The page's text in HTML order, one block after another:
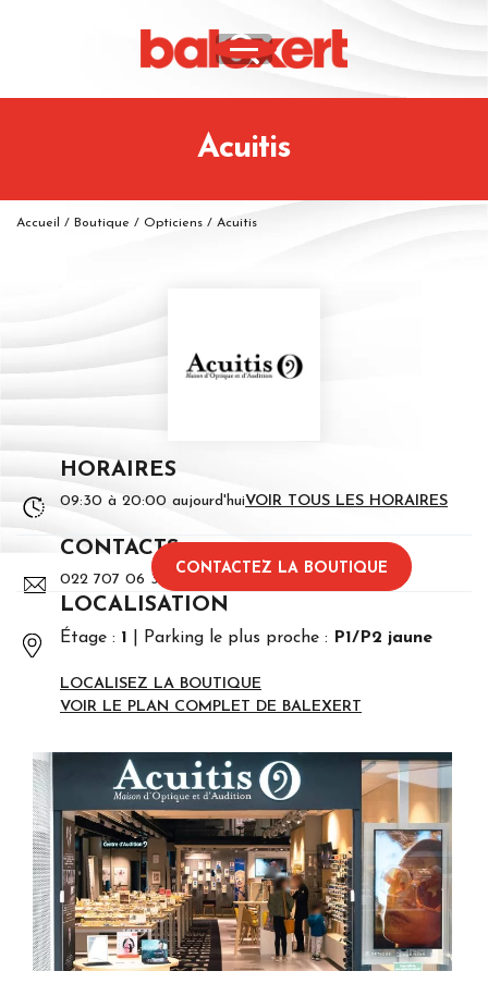
Acuitis
Accueil / Boutique / Opticiens / Acuitis
HORAIRES
09:30 à 20:00 aujourd'huiVOIR TOUS LES HORAIRES
CONTACTS
022 707 06 30
CONTACTEZ LA BOUTIQUE
LOCALISATION
Étage : 1 Parking le plus proche : P1/P2 jaune
LOCALISEZ LA BOUTIQUE
VOIR LE PLAN COMPLET DE BALEXERT